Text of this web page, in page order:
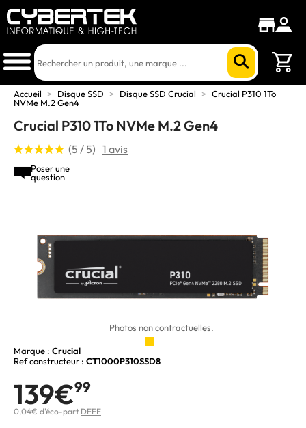
Accueil > Disque SSD > Disque SSD Crucial > Crucial P310 1To
NVMe M.2 Gen4
Crucial P310 1To NVMe M.2 Gen4
(5 / 5) 1 avis
Poser une
question
Photos non contractuelles.
Marque : Crucial
Ref constructeur : CT1000P310SSD8
139€99
0,04€ d'éco-part DEEE